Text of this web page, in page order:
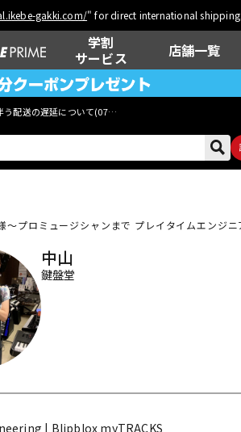
gakki.com/" for direct international shipping.
学割
サービス
店舗一覧
う配送の遅延について(07月29日
ウクレレ ド
グ機器 機
プロミュージシャンまで プレイタイムエンジニ
中山
鍵盤堂
| Blipblox myTRACKS